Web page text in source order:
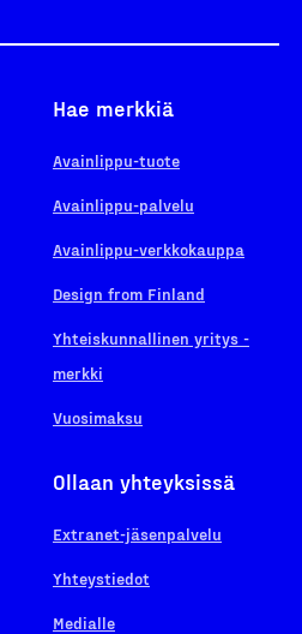
Hae merkkiä
Avainlippu-tuote
Avainlippu-palvelu
Avainlippu-verkkokauppa
Design from Finland
Yhteiskunnallinen yritys -
merkki
Vuosimaksu
Ollaan yhteyksissä
Extranet-jäsenpalvelu
Yhteystiedot
Medialle